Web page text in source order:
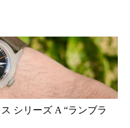
シリーズ A “ランブラ